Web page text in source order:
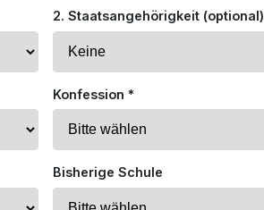
2. Staatsangehörigkeit (optional)
Konfession *
Bisherige Schule